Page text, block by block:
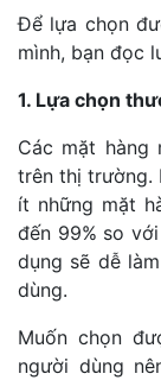
Để lựa chọn
mình, bạn đọc
1. Lựa chọn
Các mặt hàng
trên thị trường.
ít những mặt
đến 99% so
dụng sẽ dễ
dùng.
Muốn chọn
người dùng